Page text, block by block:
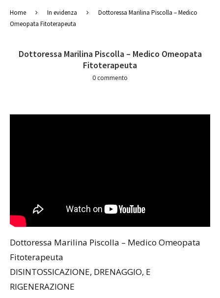
Home In evidenza
Dottoressa Marilina Piscolla – Medico
Omeopata Fitoterapeuta
Dottoressa Marilina Piscolla – Medico Omeopata
Fitoterapeuta
0 commento
Dottoressa Marilina Piscolla – Medico Omeopata
Fitoterapeuta
DISINTOSSICAZIONE, DRENAGGIO, E
RIGENERAZIONE